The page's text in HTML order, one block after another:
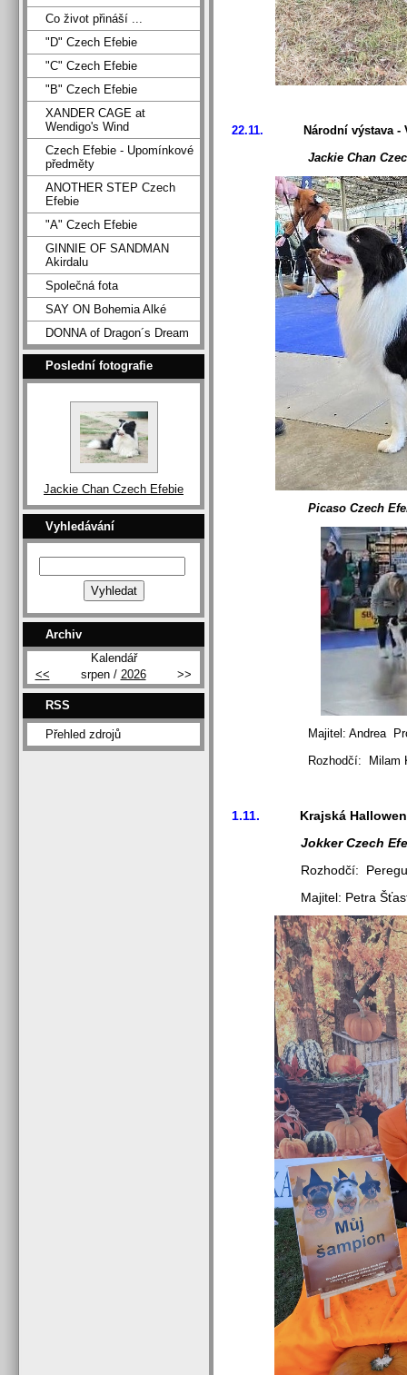
22.11.
Národní výstava -
Jackie Chan
Picaso Czech
Majitel: Andrea
Rozhodčí: Milam
1.11.
Krajská
Jokker Czech
Rozhodčí: Pereguda
Majitel: Petra
Co život přináší ...
"D" Czech Efebie
"C" Czech Efebie
"B" Czech Efebie
XANDER CAGE at
Wendigo's Wind
Czech Efebie - Upomínkové
předměty
ANOTHER STEP Czech
Efebie
"A" Czech Efebie
GINNIE OF SANDMAN
Akirdalu
Společná fota
SAY ON Bohemia Alké
DONNA of Dragon´s Dream
Poslední fotografie
Jackie Chan Czech Efebie
Vyhledávání
Archiv
Kalendář
<<
srpen / 2026 >>
RSS
Přehled zdrojů